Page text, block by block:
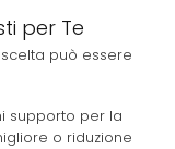
per Te
può essere
supporto per la
o riduzione